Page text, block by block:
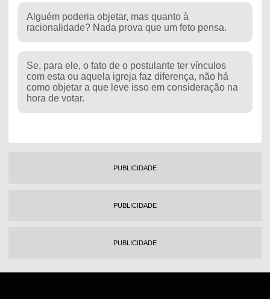
Alguém poderia objetar, mas quanto à
racionalidade? Nada prova que um feto pensa.
Se, para ele, o fato de o postulante ter vínculos
com esta ou aquela igreja faz diferença, não há
como objetar a que leve isso em consideração na
hora de votar.
PUBLICIDADE
PUBLICIDADE
PUBLICIDADE